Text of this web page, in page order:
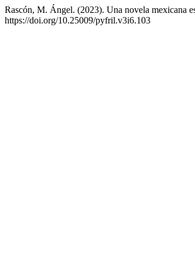
Rascón, M. Ángel. (2023). Una novela mexicana
https://doi.org/10.25009/pyfril.v3i6.103